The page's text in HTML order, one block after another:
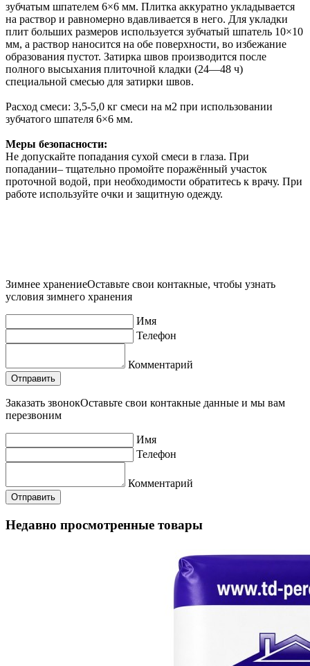
зубчатым шпателем 6×6 мм. Плитка аккуратно укладывается
на раствор и равномерно вдавливается в него. Для укладки
плит больших размеров используется зубчатый шпатель 10×10
мм, а раствор наносится на обе поверхности, во избежание
образования пустот. Затирка швов производится после
полного высыхания плиточной кладки (24—48 ч)
специальной смесью для затирки швов.
Расход смеси: 3,5-5,0 кг смеси на м2 при использовании
зубчатого шпателя 6×6 мм.
Меры безопасности:
Не допускайте попадания сухой смеси в глаза. При
попадании– тщательно промойте поражённый участок
проточной водой, при необходимости обратитесь к врачу. При
работе используйте очки и защитную одежду.
Зимнее хранениеОставьте свои контакные, чтобы узнать
условия зимнего хранения
Имя
Телефон
Комментарий
Заказать звонокОставьте свои контакные данные и мы вам
перезвоним
Имя
Телефон
Комментарий
Недавно просмотренные товары